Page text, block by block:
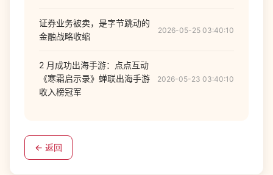
证券业务被卖，是字节跳动的
金融战略收缩
2026-05-25 03:40:10
2 月成功出海手游：点点互动
《寒霜启示录》蝉联出海手游
收入榜冠军
2026-05-23 03:40:10
← 返回